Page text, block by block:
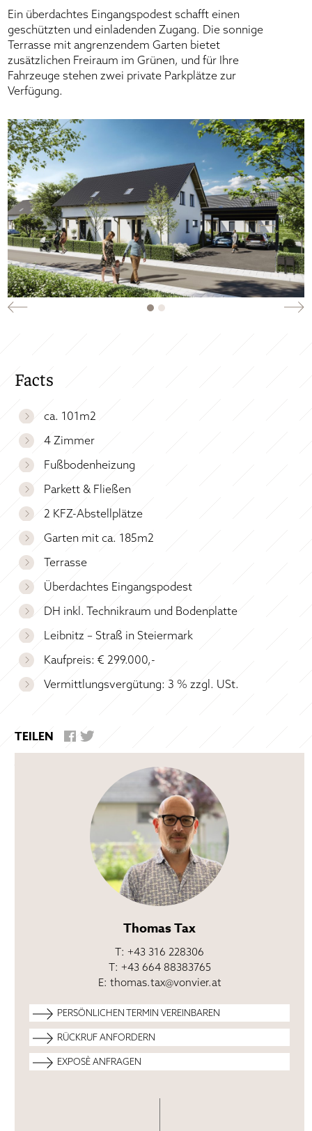
Ein überdachtes Eingangspodest schafft einen
geschützten und einladenden Zugang. Die sonnige
Terrasse mit angrenzendem Garten bietet
zusätzlichen Freiraum im Grünen, und für Ihre
Fahrzeuge stehen zwei private Parkplätze zur
Verfügung.
Facts
ca. 101m2
4 Zimmer
Fußbodenheizung
Parkett & Fließen
2 KFZ-Abstellplätze
Garten mit ca. 185m2
Terrasse
Überdachtes Eingangspodest
DH inkl. Technikraum und Bodenplatte
Leibnitz – Straß in Steiermark
Kaufpreis: € 299.000,-
Vermittlungsvergütung: 3 % zzgl. USt.
TEILEN
Thomas Tax
T: +43 316 228306
T: +43 664 88383765
E: thomas.tax@vonvier.at
PERSÖNLICHEN TERMIN VEREINBAREN
RÜCKRUF ANFORDERN
EXPOSÈ ANFRAGEN